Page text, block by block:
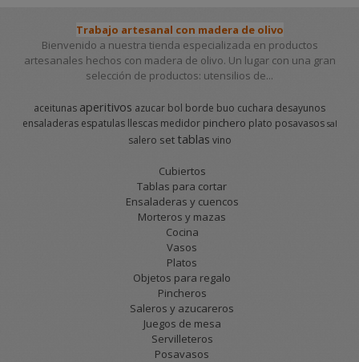
Trabajo artesanal con madera de olivo
Bienvenido a nuestra tienda especializada en productos
artesanales hechos con madera de olivo. Un lugar con una gran
selección de productos: utensilios de...
aceitunas aperitivos azucar bol borde buo cuchara desayunos
ensaladeras espatulas llescas medidor pinchero plato posavasos sal
salero set tablas vino
Cubiertos
Tablas para cortar
Ensaladeras y cuencos
Morteros y mazas
Cocina
Vasos
Platos
Objetos para regalo
Pincheros
Saleros y azucareros
Juegos de mesa
Servilleteros
Posavasos